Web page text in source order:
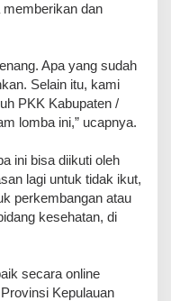
dan
Apa yang sudah
Selain itu, kami
PKK Kabupaten /
lomba ini,” ucapnya.
ini bisa diikuti oleh
lagi untuk tidak ikut,
perkembangan atau
kesehatan, di
secara online
Kepulauan